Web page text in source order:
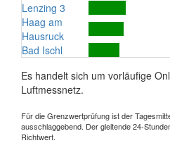
Lenzing 3
Haag am
Hausruck
Bad Ischl
Es handelt sich um vorläufige
Luftmessnetz.
Für die Grenzwertprüfung ist der
ausschlaggebend. Der gleitende 24-
Richtwert.